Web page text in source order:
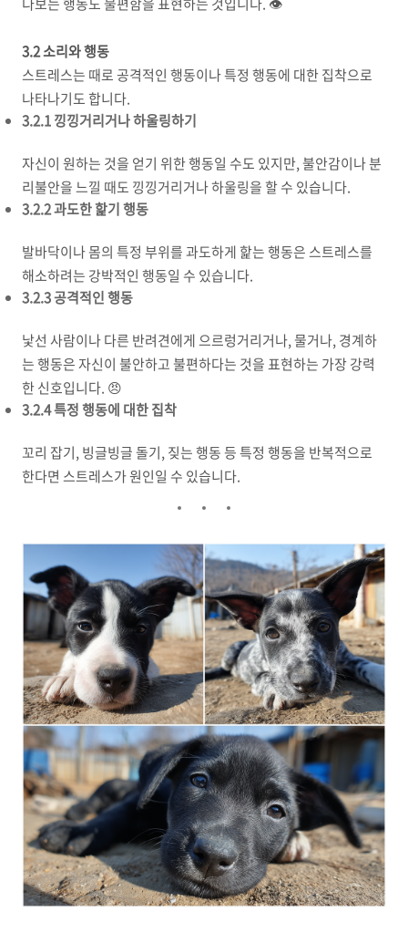
3.2 소리와 행동
스트레스는 때로 공격적인 행동이나 특정 행동에 대한 집착으로
나타나기도 합니다.
3.2.1 낑낑거리거나 하울링하기
자신이 원하는 것을 얻기 위한 행동일 수도 있지만, 불안감이나 분
리불안을 느낄 때도 낑낑거리거나 하울링을 할 수 있습니다.
3.2.2 과도한 핥기 행동
발바닥이나 몸의 특정 부위를 과도하게 핥는 행동은 스트레스를
해소하려는 강박적인 행동일 수 있습니다.
3.2.3 공격적인 행동
낯선 사람이나 다른 반려견에게 으르렁거리거나, 물거나, 경계하
는 행동은 자신이 불안하고 불편하다는 것을 표현하는 가장 강력
한 신호입니다. 😠
3.2.4 특정 행동에 대한 집착
꼬리 잡기, 빙글빙글 돌기, 짖는 행동 등 특정 행동을 반복적으로
한다면 스트레스가 원인일 수 있습니다.